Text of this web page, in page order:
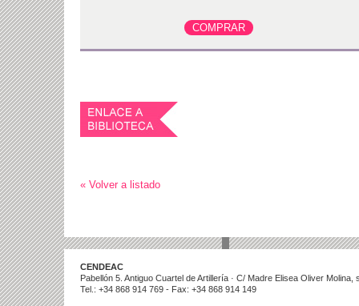
« Volver a listado
CENDEAC
Pabellón 5. Antiguo Cuartel de Artillería · C/ Madre Elisea Oliver
Tel.: +34 868 914 769 - Fax: +34 868 914 149